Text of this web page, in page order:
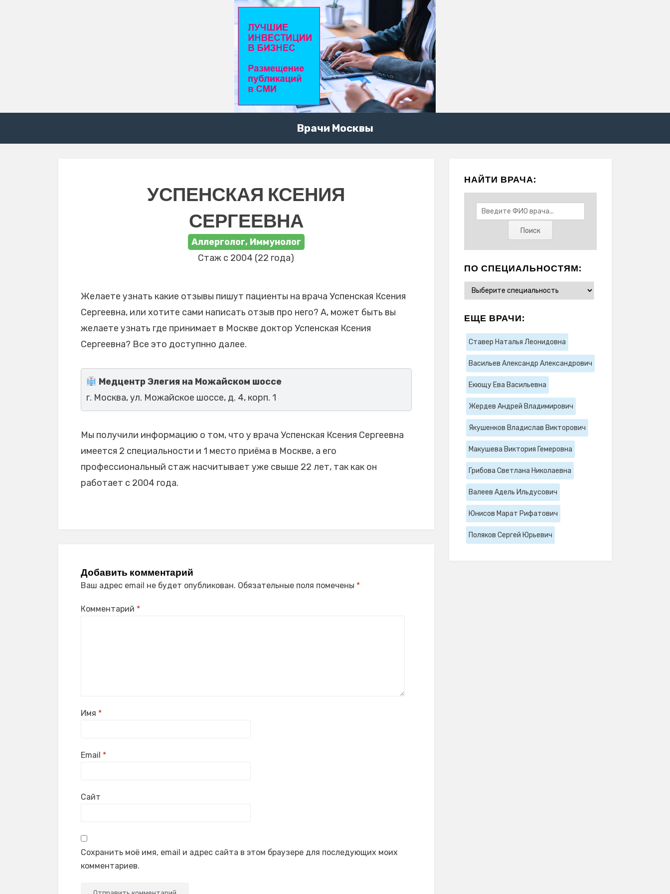
Врачи Москвы
УСПЕНСКАЯ КСЕНИЯ
СЕРГЕЕВНА
Аллерголог, Иммунолог
Стаж с 2004 (22 года)
Желаете узнать какие отзывы пишут пациенты на врача Успенская Ксения
Сергеевна, или хотите сами написать отзыв про него? А, может быть вы
желаете узнать где принимает в Москве доктор Успенская Ксения
Сергеевна? Все это доступнно далее.
Медцентр Элегия на Можайском шоссе
г. Москва, ул. Можайское шоссе, д. 4, корп. 1
Мы получили информацию о том, что у врача Успенская Ксения Сергеевна
имеется 2 специальности и 1 место приёма в Москве, а его
профессиональный стаж насчитывает уже свыше 22 лет, так как он
работает с 2004 года.
Добавить комментарий
Ваш адрес email не будет опубликован. Обязательные поля помечены *
Комментарий *
Имя *
Email *
Сайт
Сохранить моё имя, email и адрес сайта в этом браузере для последующих моих
комментариев.
НАЙТИ ВРАЧА:
ПО СПЕЦИАЛЬНОСТЯМ:
ЕЩЕ ВРАЧИ:
Ставер Наталья Леонидовна
Васильев Александр Александрович
Екющу Ева Васильевна
Жердев Андрей Владимирович
Якушенков Владислав Викторович
Макушева Виктория Гемеровна
Грибова Светлана Николаевна
Валеев Адель Ильдусович
Юнисов Марат Рифатович
Поляков Сергей Юрьевич